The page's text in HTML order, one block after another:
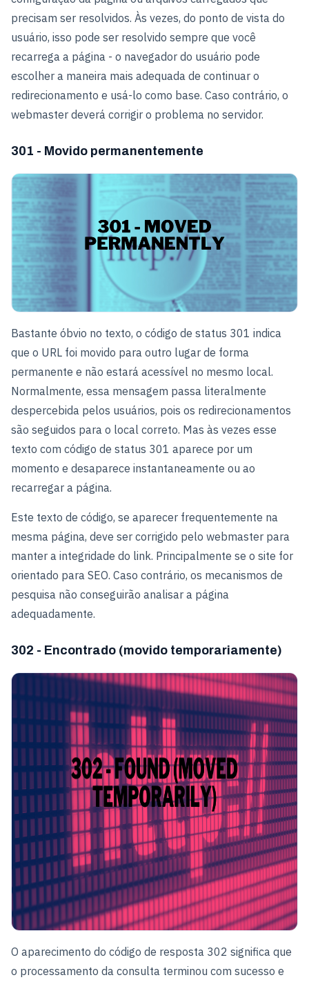
precisam ser resolvidos. Às vezes, do ponto de vista do
usuário, isso pode ser resolvido sempre que você
recarrega a página - o navegador do usuário pode
escolher a maneira mais adequada de continuar o
redirecionamento e usá-lo como base. Caso contrário, o
webmaster deverá corrigir o problema no servidor.
301 - Movido permanentemente
Bastante óbvio no texto, o código de status 301 indica
que o URL foi movido para outro lugar de forma
permanente e não estará acessível no mesmo local.
Normalmente, essa mensagem passa literalmente
despercebida pelos usuários, pois os redirecionamentos
são seguidos para o local correto. Mas às vezes esse
texto com código de status 301 aparece por um
momento e desaparece instantaneamente ou ao
recarregar a página.
Este texto de código, se aparecer frequentemente na
mesma página, deve ser corrigido pelo webmaster para
manter a integridade do link. Principalmente se o site for
orientado para SEO. Caso contrário, os mecanismos de
pesquisa não conseguirão analisar a página
adequadamente.
302 - Encontrado (movido temporariamente)
O aparecimento do código de resposta 302 significa que
o processamento da consulta terminou com sucesso e